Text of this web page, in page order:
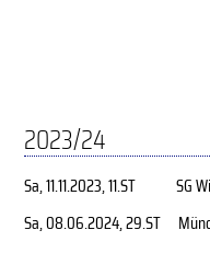
2023/24
Sa, 11.11.2023, 11.ST SG
Sa, 08.06.2024, 29.ST